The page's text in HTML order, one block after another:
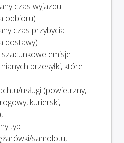
czas wyjazdu
odbioru)
czas przybycia
dostawy)
szacunkowe emisje
przesyłki, które
usługi (powietrzny,
kurierski,
typ
samolotu,